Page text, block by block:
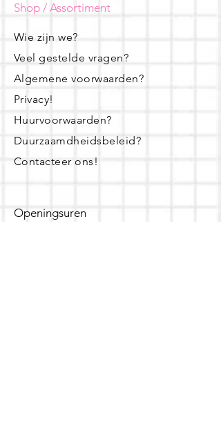
Shop / Assortiment
Wie zijn we?
Veel gestelde vragen?
Algemene voorwaarden?
Privacy!
Huurvoorwaarden?
Duurzaamdheidsbeleid?
Contacteer ons!
Openingsuren